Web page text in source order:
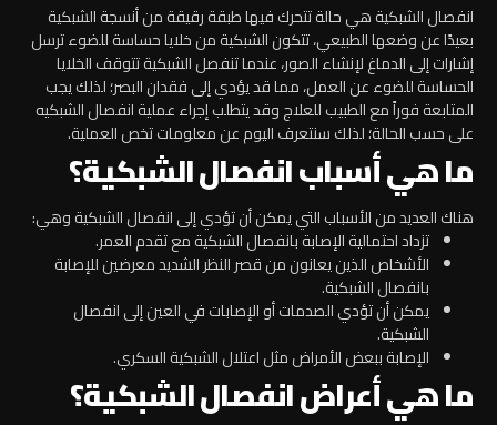
انفصال الشبكية هي حالة تتحرك فيها طبقة رقيقة من أنسجة الشبكية
بعيدًا عن وضعها الطبيعي، تتكون الشبكية من خلايا حساسة للضوء ترسل
إشارات إلى الدماغلإنشاء الصور، عندما تنفصل الشبكية تتوقف الخلايا
الحساسة للضوء عن العمل، مما قد يؤدي إلى فقدان البصر؛ لذلك يجب
المتابعة فوراً مع الطبيب للعلاج وقديتطلب إجراء عملية انفصال الشبكيه
على حسب الحالة؛ لذلك سنتعرف اليوم عن معلومات تخص العملية.
ما هي أسباب انفصال الشبكية؟
هناك العديد من الأسباب التي يمكن أن تؤدي إلى انفصال الشبكية وهي:
تزداد احتمالية الإصابة بانفصال الشبكية مع تقدم العمر.
الأشخاص الذين يعانون من قصر النظر الشديد معرضين للإصابة
بانفصال الشبكية.
يمكن أن تؤدي الصدمات أو الإصابات في العين إلى انفصال
الشبكية.
الإصابة ببعض الأمراض مثل اعتلال الشبكية السكري.
ما هي أعراض انفصال الشبكية؟